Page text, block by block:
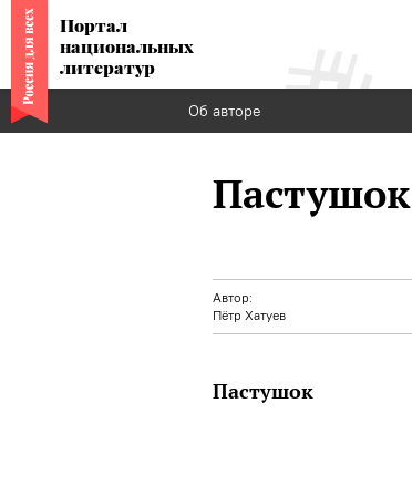
Портал
национальных
литератур
Об авторе
Пастушок
Автор:
Пётр Хатуев
Пастушок